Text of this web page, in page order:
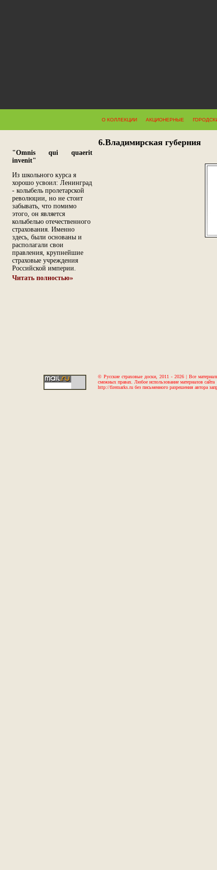
О КОЛЛЕКЦИИ АКЦИОНЕРНЫЕ
"Omnis qui quaerit
invenit"
Из школьного курса я
хорошо усвоил: Ленинград
- колыбель пролетарской
революции, но не стоит
забывать, что помимо
этого, он является
колыбелью отечественного
страхования. Именно
здесь, были основаны и
располагали свои
правления, крупнейшие
страховые учреждения
Российской империи.
Читать полностью»
6.Владимирская губерния
© Русские страховые доски, 2011 - 2026 | Все
смежных правах. Любое использование материалов сайта
http://firemarks.ru без письменного разрешения автора